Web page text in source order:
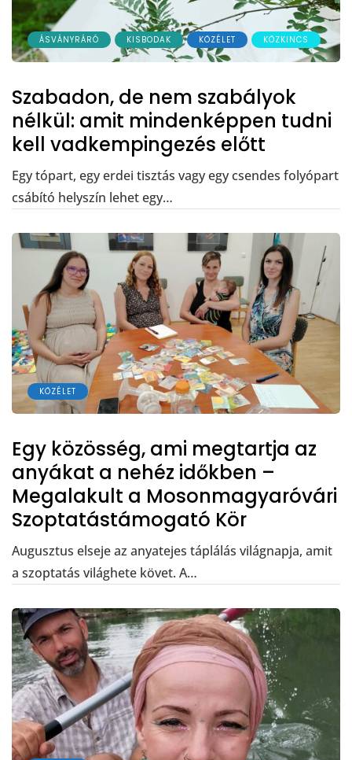
ÁSVÁNYRÁRÓ KISBODAK KÖZÉLET KÖZKINCS
Szabadon, de nem szabályok
nélkül: amit mindenképpen tudni
kell vadkempingezés előtt
Egy tópart, egy erdei tisztás vagy egy csendes folyópart
csábító helyszín lehet egy…
KÖZÉLET
Egy közösség, ami megtartja az
anyákat a nehéz időkben –
Megalakult a Mosonmagyaróvári
Szoptatástámogató Kör
Augusztus elseje az anyatejes táplálás világnapja, amit
a szoptatás világhete követ. A…